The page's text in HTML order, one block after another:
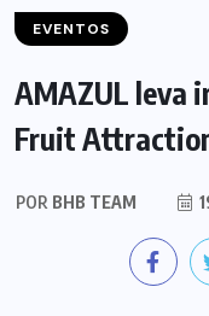
EVENTOS
AMAZUL leva
Fruit
POR BHB TEAM